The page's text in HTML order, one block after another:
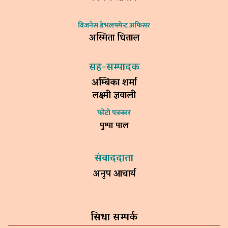
विजनेस डेभलपमेन्ट अफिसर
अस्मिता धिताल
सह–सम्पादक
अम्बिका शर्मा
लक्ष्मी ज्ञवाली
फोटो पत्रकार
पुष्पा पाल
संवाददाता
अनुप आचार्य
सिधा सम्पर्क